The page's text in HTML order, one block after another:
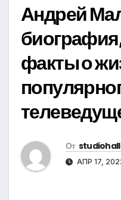
Андрей
факты о
От
АПР 17,